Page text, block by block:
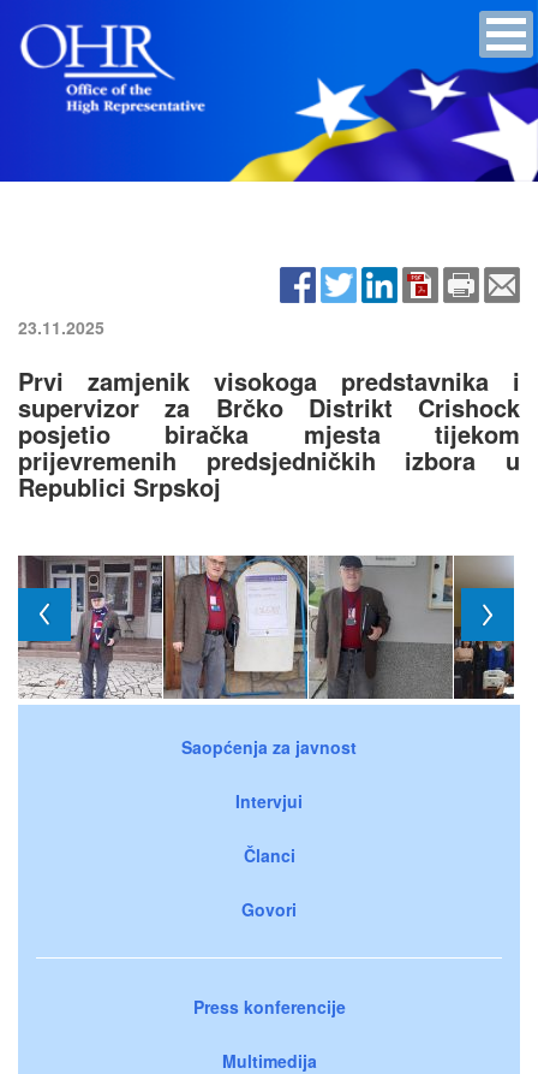
23.11.2025
Prvi zamjenik visokoga predstavnika i
supervizor za Brčko Distrikt Crishock
posjetio biračka mjesta tijekom
prijevremenih predsjedničkih izbora u
Republici Srpskoj
Saopćenja za javnost
Intervjui
Članci
Govori
Press konferencije
Multimedija